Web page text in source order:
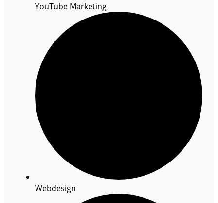
YouTube Marketing
Webdesign